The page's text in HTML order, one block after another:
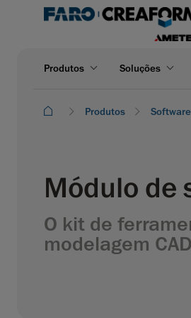
Produtos Soluções
Produtos Software
Módulo de
O kit de
modelagem